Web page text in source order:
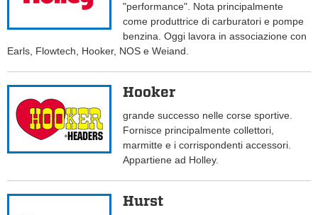
"performance". Nota principalmente
come produttrice di carburatori e pompe
benzina. Oggi lavora in associazione con
Earls, Flowtech, Hooker, NOS e Weiand.
Hooker
grande successo nelle corse sportive.
Fornisce principalmente collettori,
marmitte e i corrispondenti accessori.
Appartiene ad Holley.
Hurst